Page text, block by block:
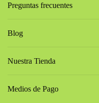
Preguntas frecuentes
Blog
Nuestra Tienda
Medios de Pago